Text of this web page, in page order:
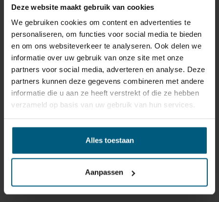
Deze website maakt gebruik van cookies
We gebruiken cookies om content en advertenties te
personaliseren, om functies voor social media te bieden
en om ons websiteverkeer te analyseren. Ook delen we
informatie over uw gebruik van onze site met onze
partners voor social media, adverteren en analyse. Deze
partners kunnen deze gegevens combineren met andere
informatie die u aan ze heeft verstrekt of die ze hebben
verzameld op basis van uw gebruik van hun services.
Alles toestaan
Aanpassen
reden ook is, u heeft het recht uw bestelling tot
dagen na ontvangst zonder opgave van reden te
annuleren. Behandel het product met zorg en zorg
ervoor dat deze bij het retour sturen goed verpakt is.
Mocht het product beschadigd zijn of is de verpakking
meer beschadigd dan nodig, dan kunnen we deze
waardevermindering van het product aan u
doorberekenen.
GERELATEERDE PRODUCTEN